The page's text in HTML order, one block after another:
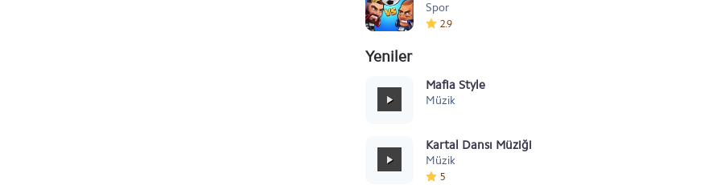
Spor
2.9
Yeniler
Mafia Style
Müzik
Kartal Dansı Müziği
Müzik
5